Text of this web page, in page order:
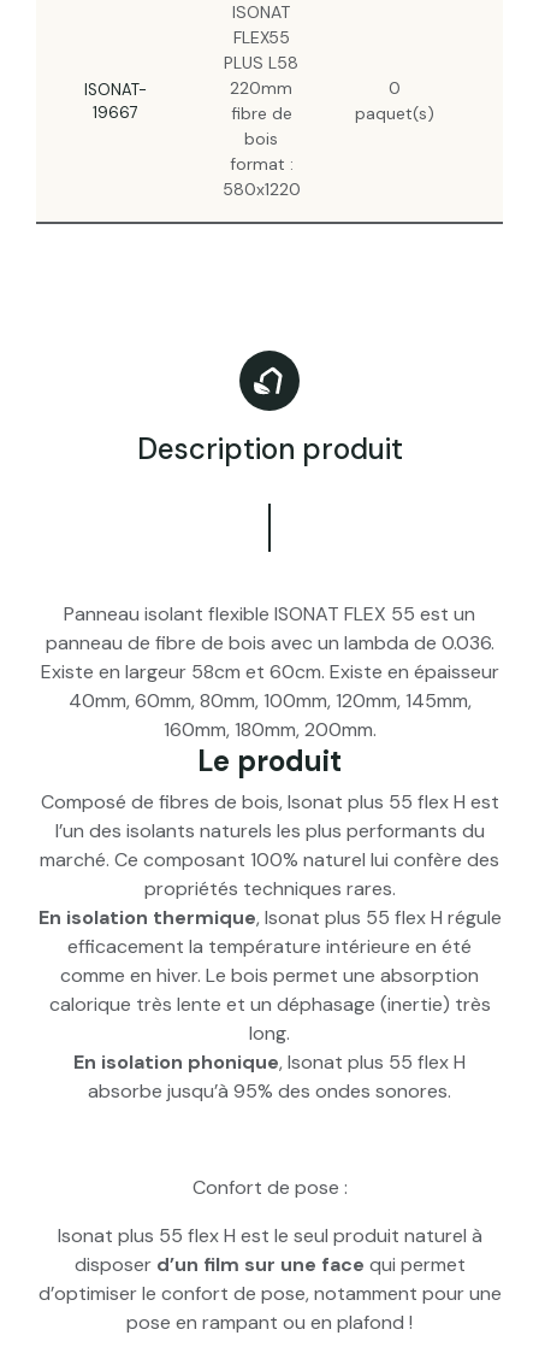
ISONAT-
19667
ISONAT
FLEX55
PLUS L58
220mm
fibre de
bois
format :
580x1220
0
paquet(s)
Description produit
Panneau isolant flexible ISONAT FLEX 55 est un
panneau de fibre de bois avec un lambda de 0.036.
Existe en largeur 58cm et 60cm. Existe en épaisseur
40mm, 60mm, 80mm, 100mm, 120mm, 145mm,
160mm, 180mm, 200mm.
Le produit
Composé de fibres de bois, Isonat plus 55 flex H est
l’un des isolants naturels les plus performants du
marché. Ce composant 100% naturel lui confère des
propriétés techniques rares.
En isolation thermique, Isonat plus 55 flex H régule
efficacement la température intérieure en été
comme en hiver. Le bois permet une absorption
calorique très lente et un déphasage (inertie) très
long.
En isolation phonique, Isonat plus 55 flex H
absorbe jusqu’à 95% des ondes sonores.
Confort de pose :
Isonat plus 55 flex H est le seul produit naturel à
disposer d’un film sur une face qui permet
d’optimiser le confort de pose, notamment pour une
pose en rampant ou en plafond !